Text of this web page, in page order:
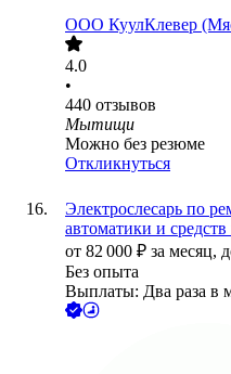
ООО КуулКлевер
4.0
•
440 отзывов
Мытищи
Можно без резюме
Откликнуться
Электрослесарь по
автоматики и
от 82 000 ₽ за месяц,
Без опыта
Выплаты: Два раза в